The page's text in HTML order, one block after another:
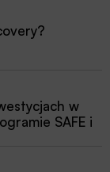
w
SAFE i